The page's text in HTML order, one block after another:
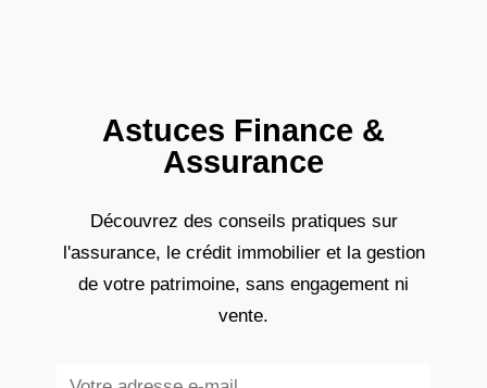
Astuces Finance &
Assurance
Découvrez des conseils pratiques sur
l'assurance, le crédit immobilier et la gestion
de votre patrimoine, sans engagement ni
vente.